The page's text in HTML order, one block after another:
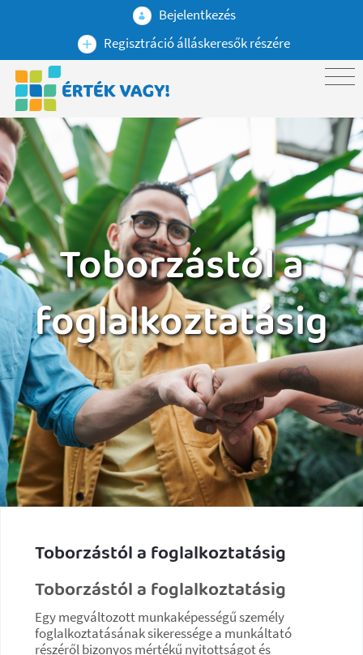
Bejelentkezés
Regisztráció álláskeresők részére
Toborzástól a
foglalkoztatásig
Toborzástól a foglalkoztatásig
Toborzástól a foglalkoztatásig
Egy megváltozott munkaképességű személy
foglalkoztatásának sikeressége a munkáltató
részéről bizonyos mértékű nyitottságot és